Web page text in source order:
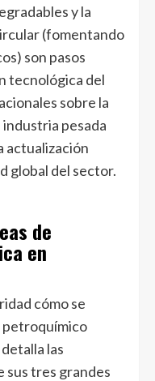
y la
(fomentando
son pasos
tecnológica del
sobre la
pesada
actualización
global del sector.
de
en
cómo se
petroquímico
las
sus tres grandes